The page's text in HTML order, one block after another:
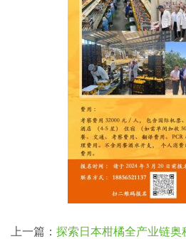
上一篇： 探索日本柑橘全产业链奥